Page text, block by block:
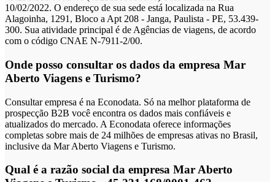
10/02/2022. O endereço de sua sede está localizada na Rua
Alagoinha, 1291, Bloco a Apt 208 - Janga, Paulista - PE, 53.439-
300. Sua atividade principal é de Agências de viagens, de acordo
com o código CNAE N-7911-2/00.
Onde posso consultar os dados da empresa Mar
Aberto Viagens e Turismo?
Consultar empresa é na Econodata. Só na melhor plataforma de
prospecção B2B você encontra os dados mais confiáveis e
atualizados do mercado. A Econodata oferece informações
completas sobre mais de 24 milhões de empresas ativas no Brasil,
inclusive da Mar Aberto Viagens e Turismo.
Qual é a razão social da empresa Mar Aberto